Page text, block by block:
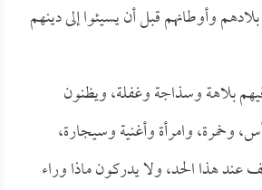
وأوطانهم قبل أن يسيئوا إلى دينهم
بلاهة وسذاجة وغفلة، ويظنون
وخمرة، وامرأة وأغنية وسيجارة،
عند هذا الحد، ولا يدركون ماذا وراء